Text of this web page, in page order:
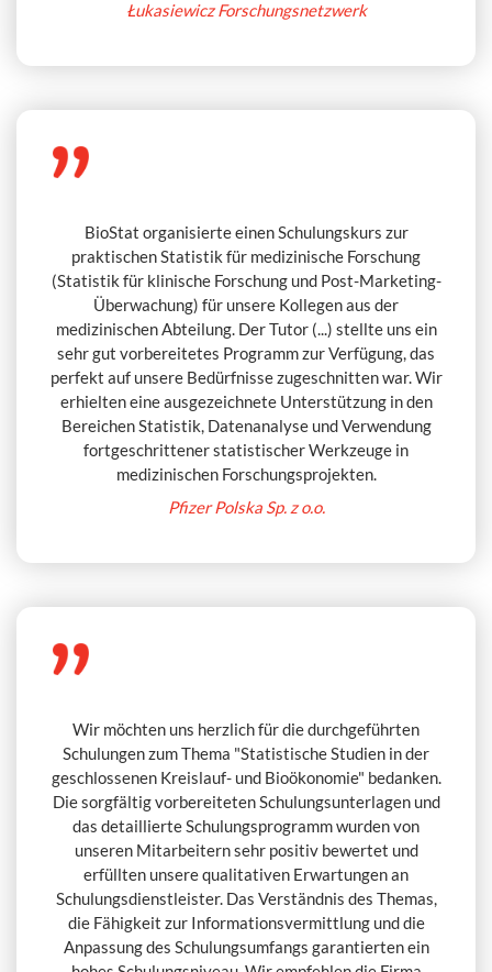
Łukasiewicz Forschungsnetzwerk
BioStat organisierte einen Schulungskurs zur
praktischen Statistik für medizinische Forschung
(Statistik für klinische Forschung und Post-Marketing-
Überwachung) für unsere Kollegen aus der
medizinischen Abteilung. Der Tutor (...) stellte uns ein
sehr gut vorbereitetes Programm zur Verfügung, das
perfekt auf unsere Bedürfnisse zugeschnitten war. Wir
erhielten eine ausgezeichnete Unterstützung in den
Bereichen Statistik, Datenanalyse und Verwendung
fortgeschrittener statistischer Werkzeuge in
medizinischen Forschungsprojekten.
Pfizer Polska Sp. z o.o.
Wir möchten uns herzlich für die durchgeführten
Schulungen zum Thema "Statistische Studien in der
geschlossenen Kreislauf- und Bioökonomie" bedanken.
Die sorgfältig vorbereiteten Schulungsunterlagen und
das detaillierte Schulungsprogramm wurden von
unseren Mitarbeitern sehr positiv bewertet und
erfüllten unsere qualitativen Erwartungen an
Schulungsdienstleister. Das Verständnis des Themas,
die Fähigkeit zur Informationsvermittlung und die
Anpassung des Schulungsumfangs garantierten ein